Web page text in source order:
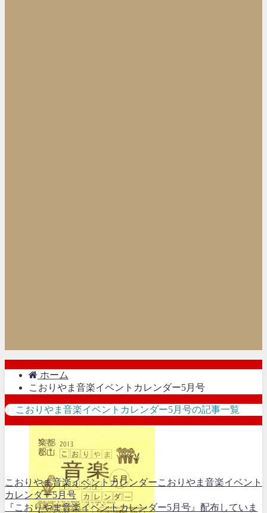
ホーム
こおりやま音楽イベントカレンダー5月号
こおりやま音楽イベントカレンダー5月号の記事一覧
こおりやま音楽イベントカレンダーこおりやま音楽イベント
カレンダー5月号
『こおりやま音楽イベントカレンダー5月号』配布していま